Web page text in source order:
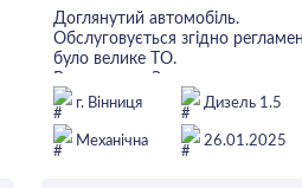
Доглянутий автомобіль.
Обслуговується згідно
було велике ТО.
Все працює. Зимова гума.
Хороше, економне авто - 6-
Щодня на ходу.
Якщо телефон не в мережі -
телеграм.
г. Вінниця Дизель 1.5
Механічна 26.01.2025